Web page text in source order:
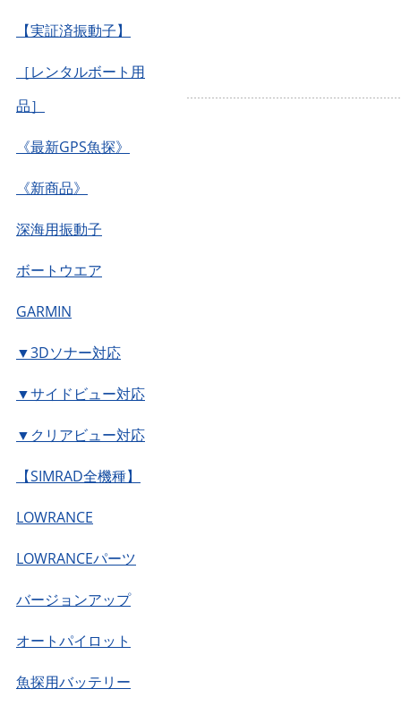
【実証済振動子】
［レンタルボート用
品］
《最新GPS魚探》
《新商品》
深海用振動子
ボートウエア
GARMIN
▼3Dソナー対応
▼サイドビュー対応
▼クリアビュー対応
【SIMRAD全機種】
LOWRANCE
LOWRANCEパーツ
バージョンアップ
オートパイロット
魚探用バッテリー